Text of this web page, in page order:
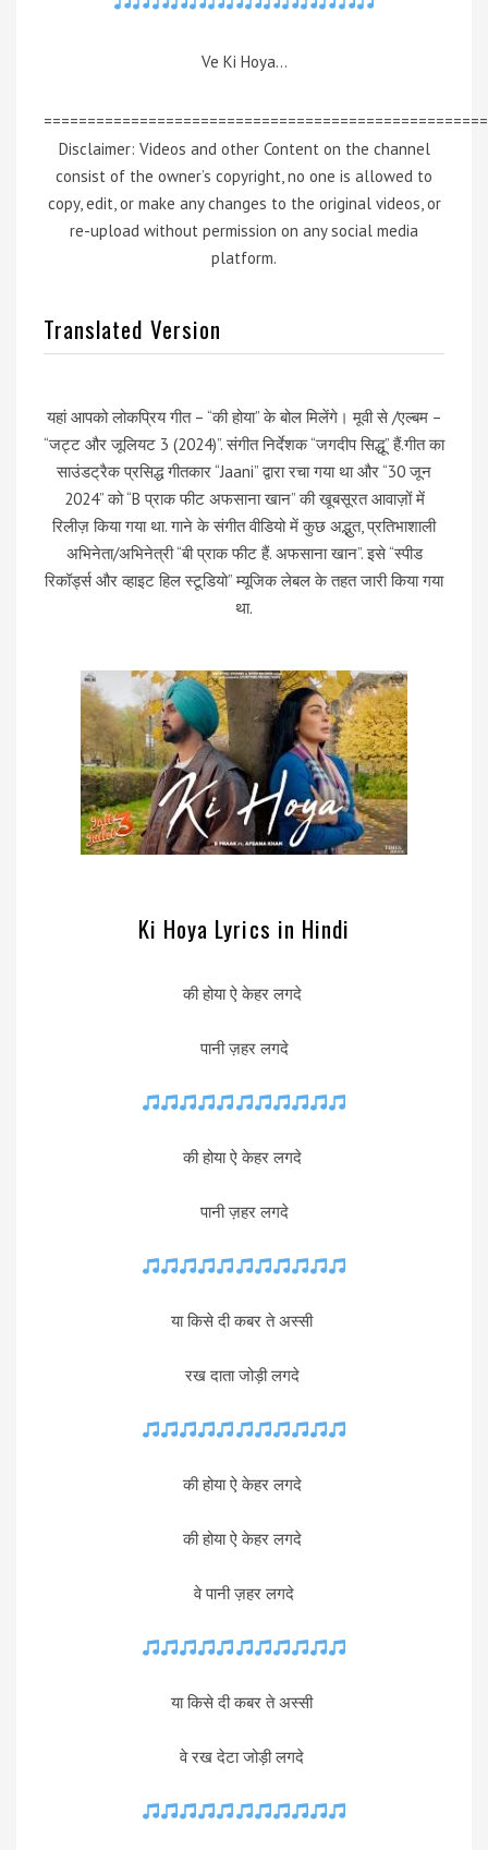
Ve Ki Hoya…
Disclaimer: Videos and other Content on the channel
consist of the owner’s copyright, no one is allowed to
copy, edit, or make any changes to the original videos, or
re-upload without permission on any social media
platform.
Translated Version
यहां आपको लोकप्रिय गीत – “की होया” के बोल मिलेंगे। मूवी से /एल्बम –
“जट्ट और जूलियट 3 (2024)”. संगीत निर्देशक “जगदीप सिद्धू” हैं.गीत का
साउंडट्रैक प्रसिद्ध गीतकार “Jaani” द्वारा रचा गया था और “30 जून
2024” को “B प्राक फीट अफसाना खान” की खूबसूरत आवाज़ों में
रिलीज़ किया गया था. गाने के संगीत वीडियो में कुछ अद्भुत, प्रतिभाशाली
अभिनेता/अभिनेत्री “बी प्राक फीट हैं. अफसाना खान”. इसे “स्पीड
रिकॉर्ड्स और व्हाइट हिल स्टूडियो” म्यूजिक लेबल के तहत जारी किया गया
था.
Ki Hoya Lyrics in Hindi
की होया ऐ केहर लगदे
पानी ज़हर लगदे
की होया ऐ केहर लगदे
पानी ज़हर लगदे
या किसे दी कबर ते अस्सी
रख दाता जोड़ी लगदे
की होया ऐ केहर लगदे
की होया ऐ केहर लगदे
वे पानी ज़हर लगदे
या किसे दी कबर ते अस्सी
वे रख देटा जोड़ी लगदे